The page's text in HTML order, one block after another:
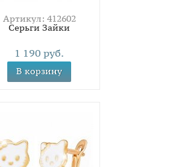
Артикул: 412602
Серьги Зайки
1 190 руб.
В корзину